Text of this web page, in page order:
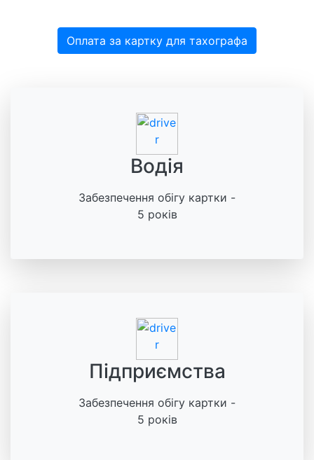
Оплата за картку для тахографа
Водія
Забезпечення обігу картки -
5 років
Підприємства
Забезпечення обігу картки -
5 років